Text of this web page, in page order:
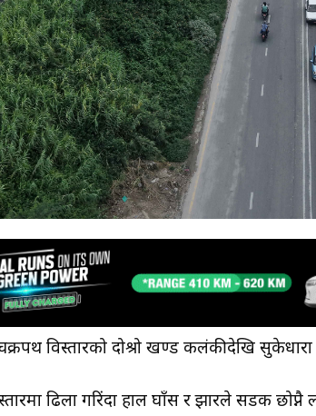
विस्तारको दोश्रो खण्ड कलंकीदेखि
ढिला गरिंदा हाल घाँस र झारले सडक छोप्नै